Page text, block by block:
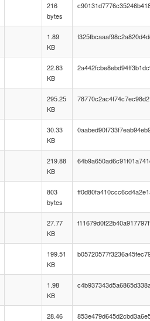
216
bytes
1.89
KB
22.83
KB
295.25
KB
30.33
KB
219.88
KB
803
bytes
27.77
KB
199.51
KB
1.98
KB
28.46